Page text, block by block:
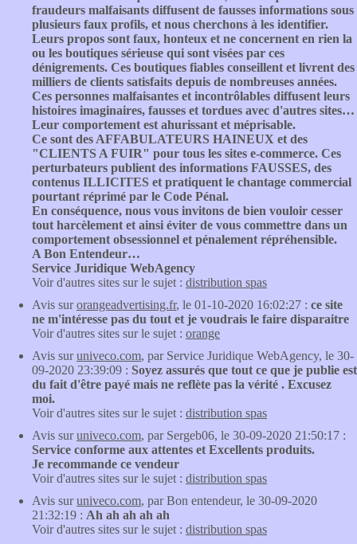
fraudeurs malfaisants diffusent de fausses informations sous
plusieurs faux profils, et nous cherchons à les identifier.
Leurs propos sont faux, honteux et ne concernent en rien la
ou les boutiques sérieuse qui sont visées par ces
dénigrements. Ces boutiques fiables conseillent et livrent des
milliers de clients satisfaits depuis de nombreuses années.
Ces personnes malfaisantes et incontrôlables diffusent leurs
histoires imaginaires, fausses et tordues avec d'autres sites…
Leur comportement est ahurissant et méprisable.
Ce sont des AFFABULATEURS HAINEUX et des
"CLIENTS A FUIR" pour tous les sites e-commerce. Ces
perturbateurs publient des informations FAUSSES, des
contenus ILLICITES et pratiquent le chantage commercial
pourtant réprimé par le Code Pénal.
En conséquence, nous vous invitons de bien vouloir cesser
tout harcèlement et ainsi éviter de vous commettre dans un
comportement obsessionnel et pénalement répréhensible.
A Bon Entendeur…
Service Juridique WebAgency
Voir d'autres sites sur le sujet : distribution spas
Avis surorangeadvertising.fr, le 01-10-2020 16:02:27 : ce site
ne m'intéresse pas du tout et je voudrais le faire disparaitre
Voir d'autres sites sur le sujet : orange
Avis suruniveco.com, par Service Juridique WebAgency, le 30-
09-2020 23:39:09 : Soyez assurés que tout ce que je publie est
du fait d'être payé mais ne reflète pas la vérité . Excusez
moi.
Voir d'autres sites sur le sujet : distribution spas
Avis suruniveco.com, par Sergeb06, le 30-09-2020 21:50:17 :
Service conforme aux attentes et Excellents produits.
Je recommande ce vendeur
Voir d'autres sites sur le sujet : distribution spas
Avis suruniveco.com, par Bon entendeur, le 30-09-2020
21:32:19 : Ah ah ah ah ah
Voir d'autres sites sur le sujet : distribution spas